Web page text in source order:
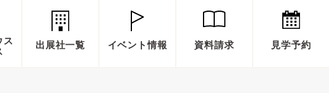
ス
出展社一覧 イベント情報 資料請求 見学予約